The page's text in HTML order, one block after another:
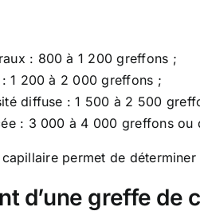
: 800 à 1 200 greffons ;
1 200 à 2 000 greffons ;
diffuse : 1 500 à 2 500
: 3 000 à 4 000 greffons ou
permet de
d’une greffe de